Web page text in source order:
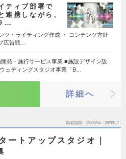
ティブ部署で
連携しながら、
…
ツ・ライティング作成 ・ コンテンツ方針
広告戦…
発・施行サービス事業 ■施設デザイン設
ェディングスタジオ事業「B…
詳細へ
掲載期間 26/08/04～26/08/17
ートアップスタジオ｜